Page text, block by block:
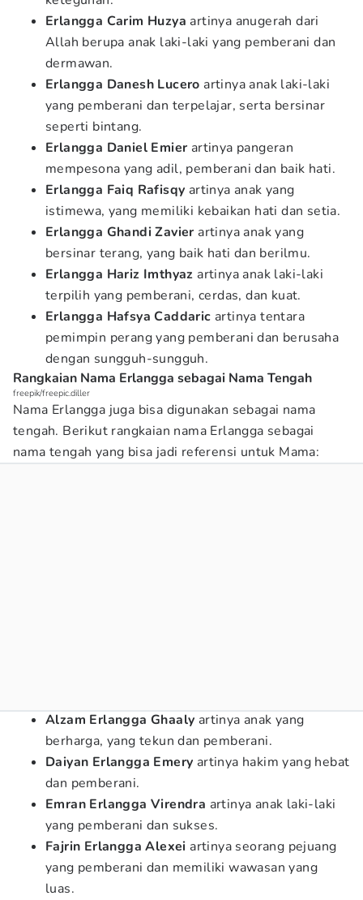
Erlangga Carim Huzya artinya anugerah dari
Allah berupa anak laki-laki yang pemberani dan
dermawan.
Erlangga Danesh Lucero artinya anak laki-laki
yang pemberani dan terpelajar, serta bersinar
seperti bintang.
Erlangga Daniel Emier artinya pangeran
mempesona yang adil, pemberani dan baik hati.
Erlangga Faiq Rafisqy artinya anak yang
istimewa, yang memiliki kebaikan hati dan setia.
Erlangga Ghandi Zavier artinya anak yang
bersinar terang, yang baik hati dan berilmu.
Erlangga Hariz Imthyaz artinya anak laki-laki
terpilih yang pemberani, cerdas, dan kuat.
Erlangga Hafsya Caddaric artinya tentara
pemimpin perang yang pemberani dan berusaha
dengan sungguh-sungguh.
Rangkaian Nama Erlangga sebagai Nama Tengah
freepik/freepic.diller
Nama Erlangga juga bisa digunakan sebagai nama
tengah. Berikut rangkaian nama Erlangga sebagai
nama tengah yang bisa jadi referensi untuk Mama:
Alzam Erlangga Ghaaly artinya anak yang
berharga, yang tekun dan pemberani.
Daiyan Erlangga Emery artinya hakim yang hebat
dan pemberani.
Emran Erlangga Virendra artinya anak laki-laki
yang pemberani dan sukses.
Fajrin Erlangga Alexei artinya seorang pejuang
yang pemberani dan memiliki wawasan yang
luas.